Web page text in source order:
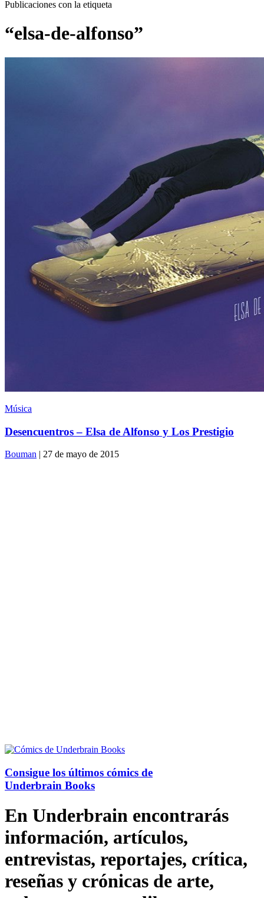
Publicaciones con la etiqueta
“elsa-de-alfonso”
Música
Desencuentros – Elsa de Alfonso y Los Prestigio
Bouman | 27 de mayo de 2015
Consigue los últimos cómics de
Underbrain Books
En Underbrain encontrarás
información, artículos,
entrevistas, reportajes, crítica,
reseñas y crónicas de arte,